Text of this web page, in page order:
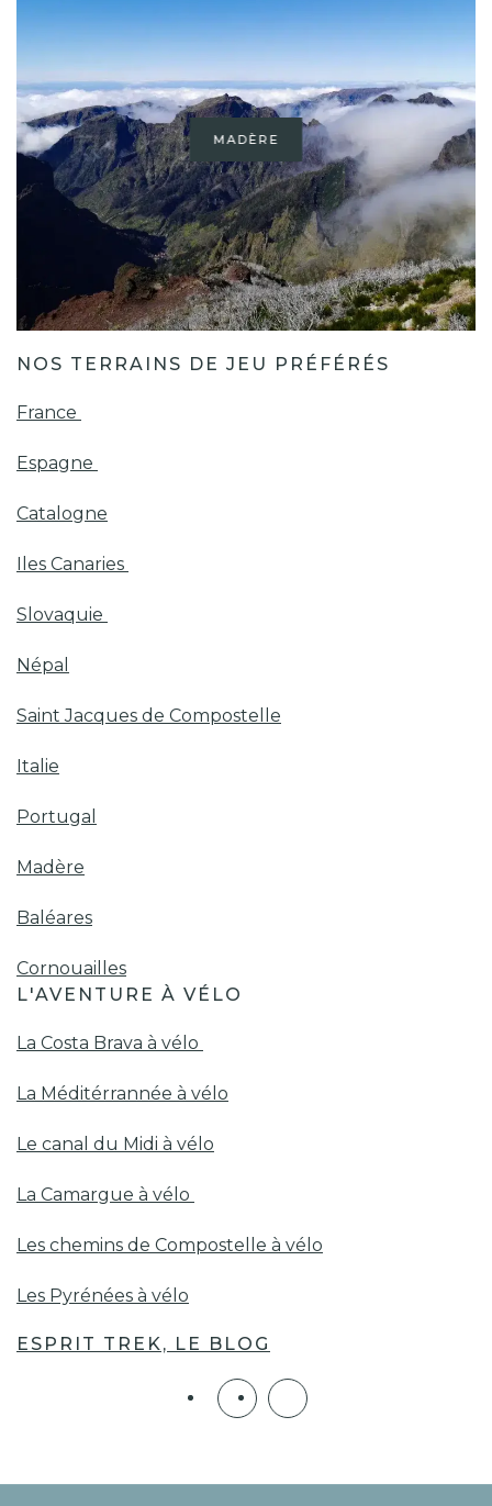
MADÈRE
NOS TERRAINS DE JEU PRÉFÉRÉS
France
Espagne
Catalogne
Iles Canaries
Slovaquie
Népal
Saint Jacques de Compostelle
Italie
Portugal
Madère
Baléares
Cornouailles
L'AVENTURE À VÉLO
La Costa Brava à vélo
La Méditérrannée à vélo
Le canal du Midi à vélo
La Camargue à vélo
Les chemins de Compostelle à vélo
Les Pyrénées à vélo
ESPRIT TREK, LE BLOG